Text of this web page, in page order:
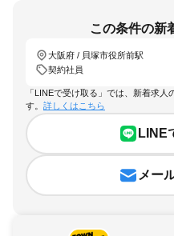
この条件の新
大阪府 / 貝塚市役所前駅
契約社員
「LINEで受け取る」では、新着求
す。 詳しくはこちら
LINE
メー